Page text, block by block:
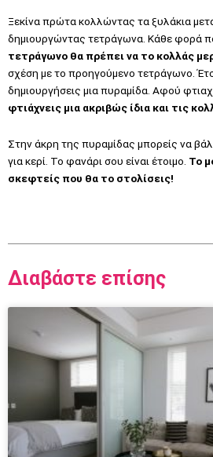
Ξεκίνα πρώτα κολλώντας τα ξυλάκια
δημιουργώντας τετράγωνα. Κάθε φορά
τετράγωνο θα πρέπει να το κολλάς
σχέση με το προηγούμενο τετράγωνο.
δημιουργήσεις μια πυραμίδα. Αφού
φτιάχνεις μια ακριβώς ίδια και τις
Στην άκρη της πυραμίδας μπορείς να
για κερί. Το φανάρι σου είναι έτοιμο. Το
σκεφτείς που θα το στολίσεις!
Διαβάστε επίσης